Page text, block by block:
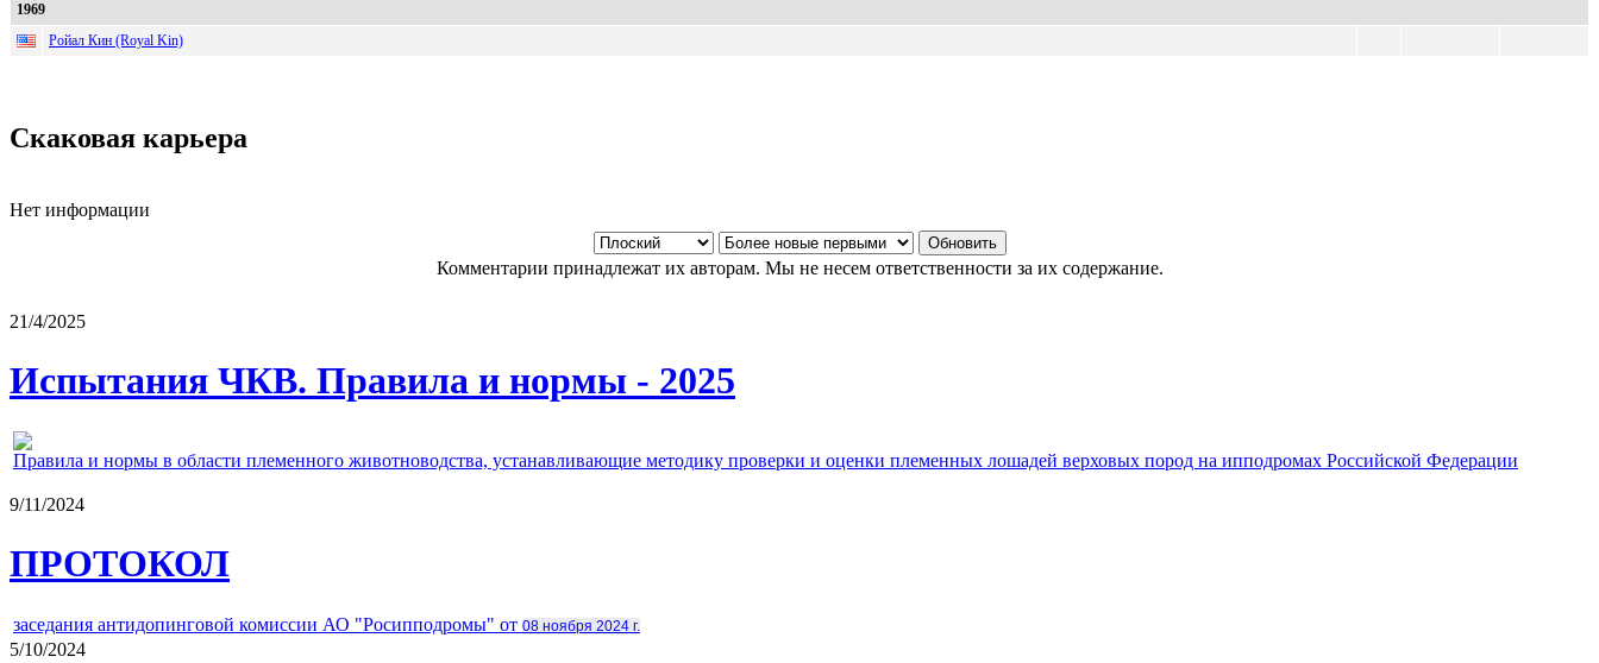
1969
Ройал Кин (Royal Kin)
Скаковая карьера
Нет информации
Комментарии принадлежат их авторам. Мы не несем ответственности за их содержание.
21/4/2025
Испытания ЧКВ. Правила и нормы - 2025
Правила и нормы в области племенного животноводства, устанавливающие методику проверки и оценки племенных лошадей верховых пород на ипподромах Российской Федерации
9/11/2024
ПРОТОКОЛ
заседания антидопинговой комиссии АО "Росипподромы" от 08 ноября 2024 г.
5/10/2024